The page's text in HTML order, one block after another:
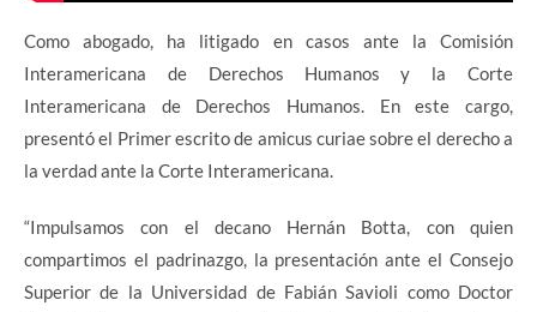
Como abogado, ha litigado en casos ante la Comisión
Interamericana de Derechos Humanos y la Corte
Interamericana de Derechos Humanos. En este cargo,
presentó el Primer escrito de amicus curiae sobre el derecho a
la verdad ante la Corte Interamericana.
“Impulsamos con el decano Hernán Botta, con quien
compartimos el padrinazgo, la presentación ante el Consejo
Superior de la Universidad de Fabián Savioli como Doctor